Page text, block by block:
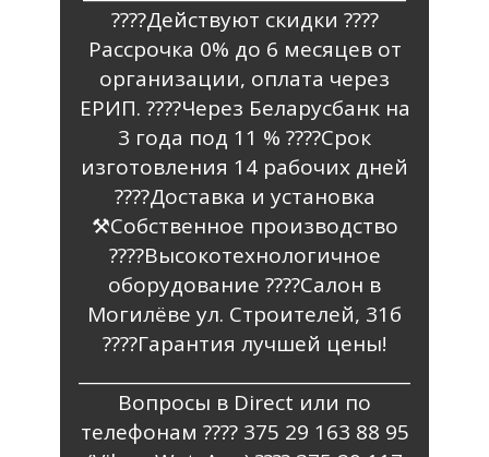
????Действуют скидки ????
Рассрочка 0% до 6 месяцев от
организации, оплата через
ЕРИП. ????Через Беларусбанк на
3 года под 11 % ????️Срок
изготовления 14 рабочих дней
????Доставка и установка
⚒️Собственное производство
????Высокотехнологичное
оборудование ????Салон в
Могилёве ул. Строителей, 31б
????Гарантия лучшей цены!
Вопросы в Direct или по
телефонам ???? 375 29 163 88 95